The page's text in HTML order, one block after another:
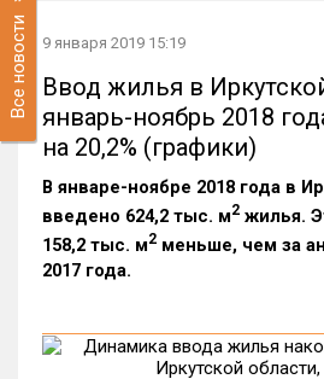
Все новости 9 января 2019 15:19
Ввод жилья в
январь-ноябрь 2018
на 20,2% (графики)
В январе-ноябре 2018 года в
введено 624,2 тыс. м2 жилья.
158,2 тыс. м2 меньше, чем за
2017 года.